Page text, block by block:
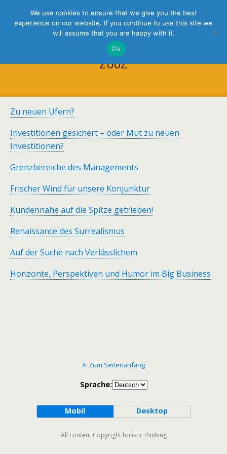
holistic thinking
2002
Zu neuen Ufern?
Investitionen gesichert – oder Mut zu neuen
Investitionen?
Grenzbereiche des Managements
Frischer Wind für unsere Konjunktur
Kundennähe auf die Spitze getrieben!
Renaissance des Surrealismus
Auf der Suche nach Verlässlichem
Horizonte, Perspektiven und Humor im Big Business
Zum Seitenanfang
Sprache:
Mobil Desktop
All content Copyright holistic thinking
We use cookies to ensure that we give you the best
experience on our website. If you continue to use this site we
will assume that you are happy with it.
Ok